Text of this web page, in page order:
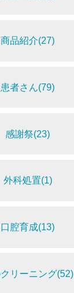
商品紹介(27)
患者さん(79)
感謝祭(23)
外科処置(1)
口腔育成(13)
リーニング(52)